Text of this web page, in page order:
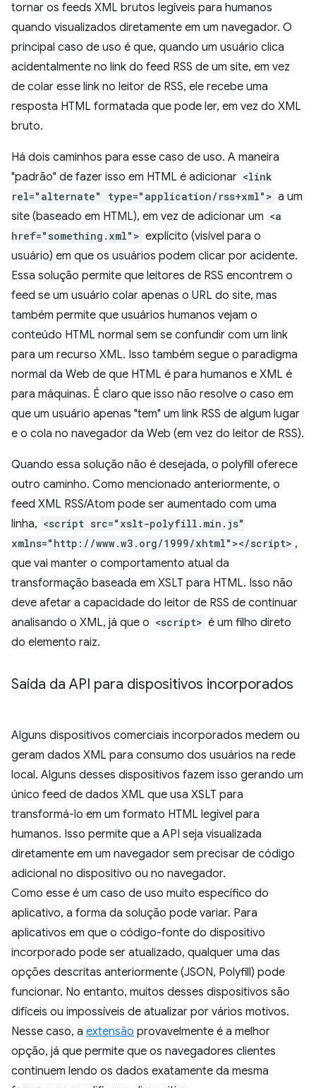
tornar os feeds XML brutos legíveis para humanos
quando visualizados diretamente em um navegador. O
principal caso de uso é que, quando um usuário clica
acidentalmente no link do feed RSS de um site, em vez
de colar esse link no leitor de RSS, ele recebe uma
resposta HTML formatada que pode ler, em vez do XML
bruto.
Há dois caminhos para esse caso de uso. A maneira
"padrão" de fazer isso em HTML é adicionar <link
rel="alternate" type="application/rss+xml"> a um
site (baseado em HTML), em vez de adicionar um <a
href="something.xml"> explícito (visível para o
usuário) em que os usuários podem clicar por acidente.
Essa solução permite que leitores de RSS encontrem o
feed se um usuário colar apenas o URL do site, mas
também permite que usuários humanos vejam o
conteúdo HTML normal sem se confundir com um link
para um recurso XML. Isso também segue o paradigma
normal da Web de que HTML é para humanos e XML é
para máquinas. É claro que isso não resolve o caso em
que um usuário apenas "tem" um link RSS de algum lugar
e o cola no navegador da Web (em vez do leitor de RSS).
Quando essa solução não é desejada, o polyfill oferece
outro caminho. Como mencionado anteriormente, o
feed XML RSS/Atom pode ser aumentado com uma
linha, <script src="xslt-polyfill.min.js"
xmlns="http://www.w3.org/1999/xhtml"></script> ,
que vai manter o comportamento atual da
transformação baseada em XSLT para HTML. Isso não
deve afetar a capacidade do leitor de RSS de continuar
analisando o XML, já que o <script> é um filho direto
do elemento raiz.
Saída da API para dispositivos incorporados
Alguns dispositivos comerciais incorporados medem ou
geram dados XML para consumo dos usuários na rede
local. Alguns desses dispositivos fazem isso gerando um
único feed de dados XML que usa XSLT para
transformá-lo em um formato HTML legível para
humanos. Isso permite que a API seja visualizada
diretamente em um navegador sem precisar de código
adicional no dispositivo ou no navegador.
Como esse é um caso de uso muito específico do
aplicativo, a forma da solução pode variar. Para
aplicativos em que o código-fonte do dispositivo
incorporado pode ser atualizado, qualquer uma das
opções descritas anteriormente (JSON, Polyfill) pode
funcionar. No entanto, muitos desses dispositivos são
difíceis ou impossíveis de atualizar por vários motivos.
Nesse caso, a extensão provavelmente é a melhor
opção, já que permite que os navegadores clientes
continuem lendo os dados exatamente da mesma